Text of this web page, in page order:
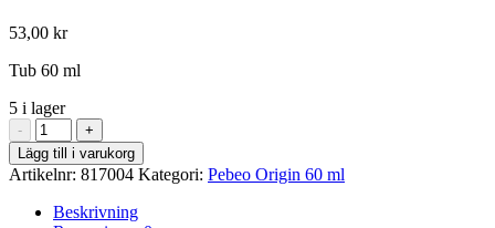
53,00 kr
Tub 60 ml
5 i lager
-
Deep
Cadmium
Yellow
Hue
-
+
Lägg till i varukorg
Artikelnr: 817004 Kategori: Pebeo Origin 60 ml
Beskrivning